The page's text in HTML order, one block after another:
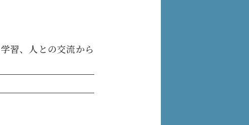
習、人との交流から